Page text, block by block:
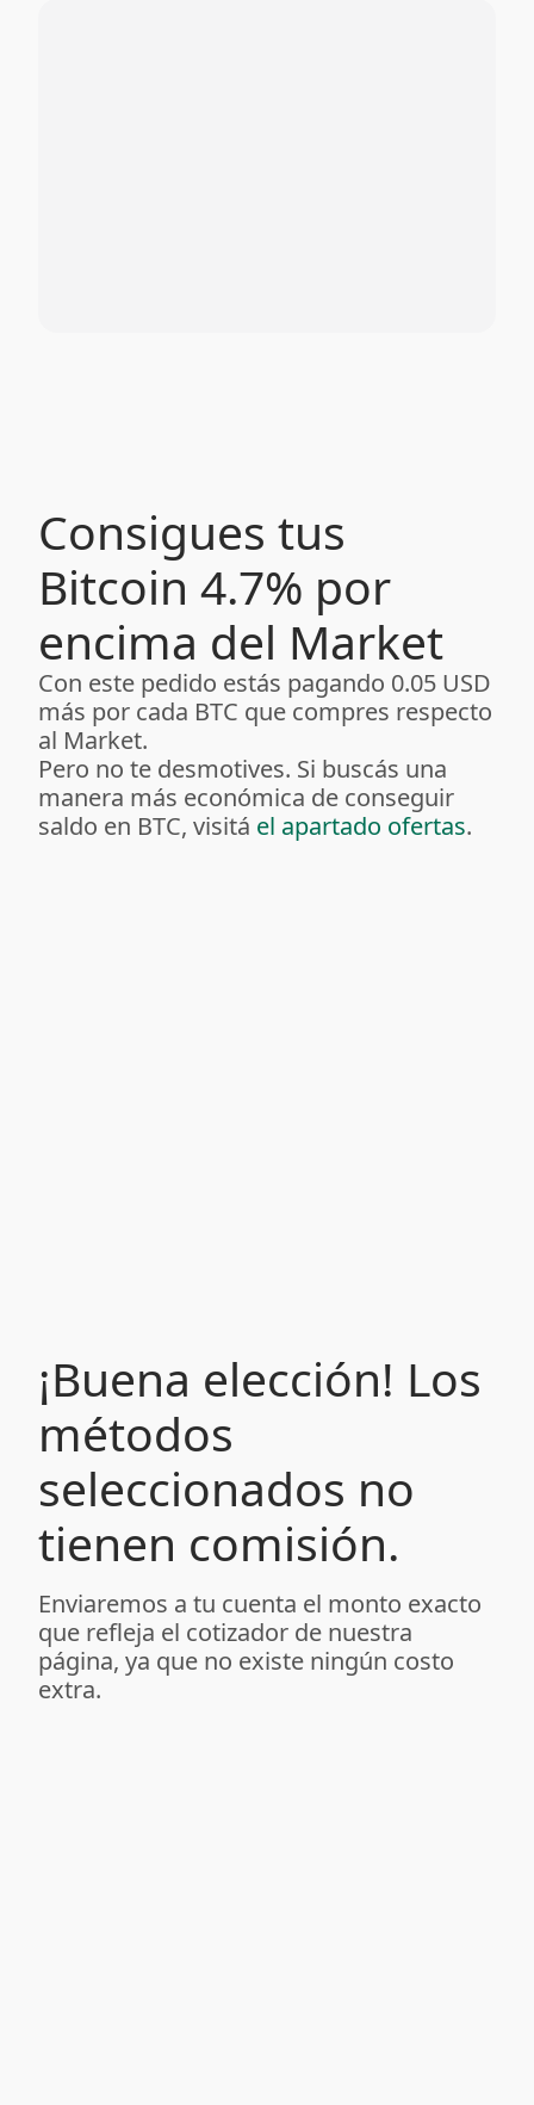
Consigues tus
Bitcoin 4.7% por
encima del Market
Con este pedido estás pagando 0.05 USD
más por cada BTC que compres respecto
al Market.
Pero no te desmotives. Si buscás una
manera más económica de conseguir
saldo en BTC, visitá el apartado ofertas.
¡Buena elección! Los
métodos
seleccionados no
tienen comisión.
Enviaremos a tu cuenta el monto exacto
que refleja el cotizador de nuestra
página, ya que no existe ningún costo
extra.